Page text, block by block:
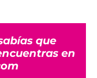
que
en